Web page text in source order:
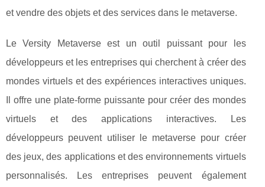
et vendre des objets et des services dans le metaverse.
Le Versity Metaverse est un outil puissant pour les
développeurs et les entreprises qui cherchent à créer des
mondes virtuels et des expériences interactives uniques.
Il offre une plate-forme puissante pour créer des mondes
virtuels et des applications interactives. Les
développeurs peuvent utiliser le metaverse pour créer
des jeux, des applications et des environnements virtuels
personnalisés. Les entreprises peuvent également